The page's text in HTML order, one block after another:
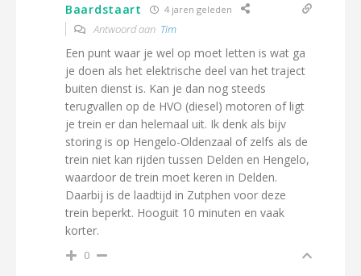
Baardstaart 4 jaren geleden
Antwoord aan Tim
Een punt waar je wel op moet letten is wat ga
je doen als het elektrische deel van het traject
buiten dienst is. Kan je dan nog steeds
terugvallen op de HVO (diesel) motoren of ligt
je trein er dan helemaal uit. Ik denk als bijv
storing is op Hengelo-Oldenzaal of zelfs als de
trein niet kan rijden tussen Delden en Hengelo,
waardoor de trein moet keren in Delden.
Daarbij is de laadtijd in Zutphen voor deze
trein beperkt. Hooguit 10 minuten en vaak
korter.
0